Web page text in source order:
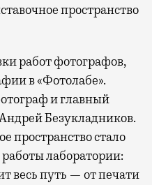
пространство
работ фотографов,
в «Фотолабе».
и главный
Безукладников.
пространство стало
лаборатории:
весь путь — от печати